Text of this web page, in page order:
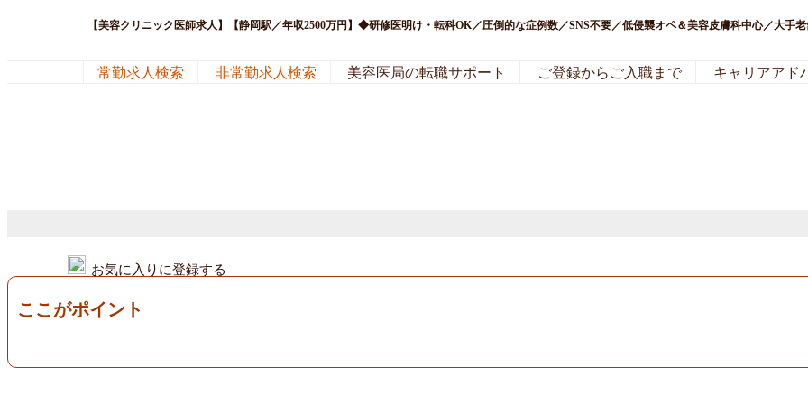
【美容クリニック医師求人】【静岡駅／年収2500万円】◆研修医明け・転科OK／圧倒的な症例数／SNS不要／低侵襲オペ＆美容皮膚科中心／大手
常勤求人検索 非常勤求人検索 美容医局の転職サポート ご登録からご入職まで キャリアアド
お気に入りに登録する
ここがポイント